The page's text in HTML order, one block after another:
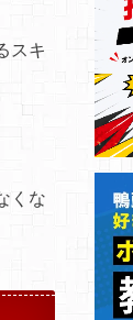
スキ
くな